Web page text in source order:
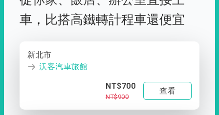
車， 比搭高鐵轉計程車還便宜
新北市
沃客汽車旅館
NT$700
NT$900
查看